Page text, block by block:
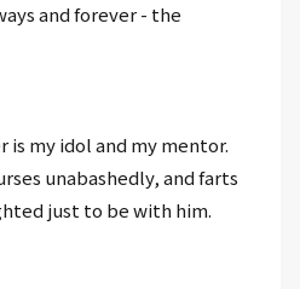
and forever - the
is my idol and my mentor.
unabashedly, and farts
just to be with him.